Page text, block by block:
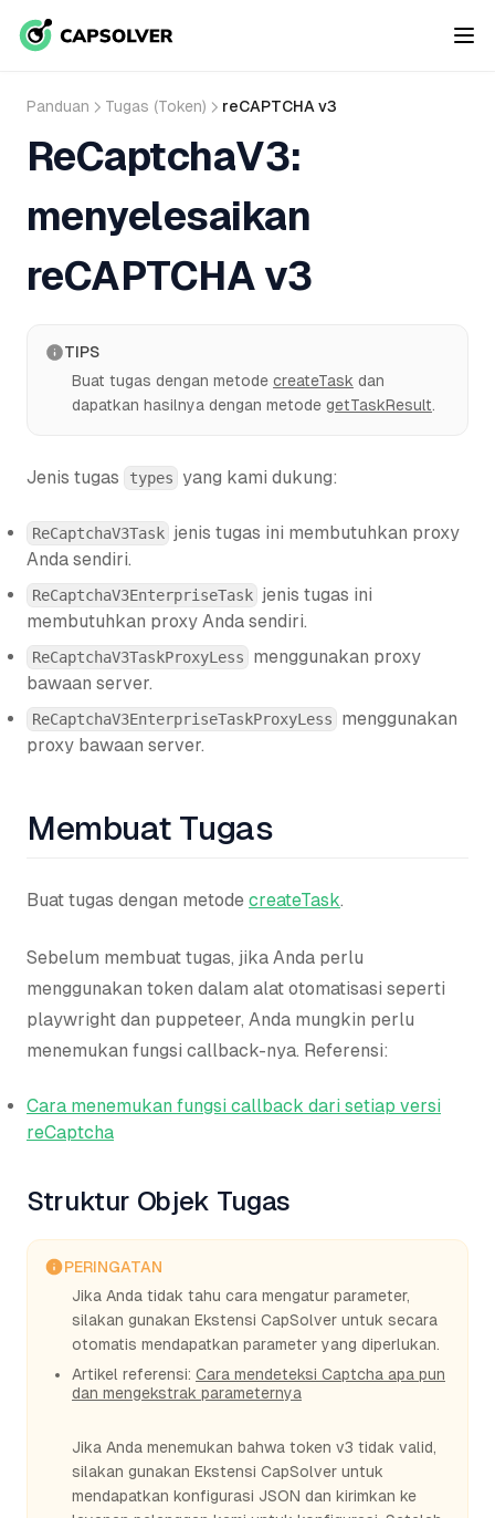
Panduan Tugas (Token) reCAPTCHA v3
ReCaptchaV3:
menyelesaikan
reCAPTCHA v3
TIPS
Buat tugas dengan metode createTask dan
dapatkan hasilnya dengan metode getTaskResult.
Jenis tugas types yang kami dukung:
ReCaptchaV3Task jenis tugas ini membutuhkan proxy
Anda sendiri.
ReCaptchaV3EnterpriseTask jenis tugas ini
membutuhkan proxy Anda sendiri.
ReCaptchaV3TaskProxyLess
menggunakan proxy
bawaan server.
ReCaptchaV3EnterpriseTaskProxyLess
menggunakan
proxy bawaan server.
Membuat Tugas
Buat tugas dengan metode createTask.
Sebelum membuat tugas, jika Anda perlu
menggunakan token dalam alat otomatisasi seperti
playwright dan puppeteer, Anda mungkin perlu
menemukan fungsi callback-nya. Referensi:
Cara menemukan fungsi callback dari setiap versi
reCaptcha
Struktur Objek Tugas
PERINGATAN
Jika Anda tidak tahu cara mengatur parameter,
silakan gunakan Ekstensi CapSolver untuk secara
otomatis mendapatkan parameter yang diperlukan.
Artikel referensi: Cara mendeteksi Captcha apa pun
dan mengekstrak parameternya
Jika Anda menemukan bahwa token v3 tidak valid,
silakan gunakan Ekstensi CapSolver untuk
mendapatkan konfigurasi JSON dan kirimkan ke